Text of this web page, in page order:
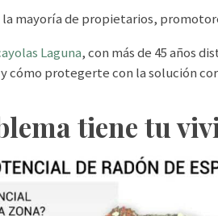
mayoría de propietarios,
Laguna, con más de 45 años
cómo protegerte con la solución
tiene tu